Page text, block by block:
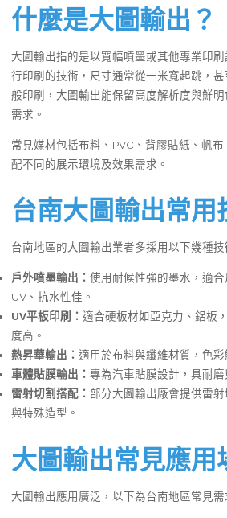
什麼是大圖輸出？
大圖輸出指的是以寬幅噴墨或其他專業印
行印刷的技術，尺寸通常從一米寬起跳，
般印刷，大圖輸出能保留高度解析度與鮮
需求。
常見媒材包括布料、PVC、背膠貼紙、帆
配不同的展示環境及效果需求。
台南大圖輸出常用
台南地區的大圖輸出業者多採用以下幾種技
戶外噴墨輸出： 使用耐候性強的墨水，適
UV、抗水性佳。
UV平板印刷： 適合硬板材如亞克力、鋁板
度高。
熱昇華輸出： 適用於布料與纖維材質，色彩
車體貼膜輸出： 專為汽車貼膜設計，具耐磨
雷射切割搭配： 部分大圖輸出廠會提供雷
與特殊造型。
大圖輸出常見應用
大圖輸出應用廣泛，以下為台南地區常見需